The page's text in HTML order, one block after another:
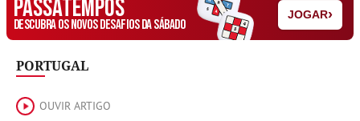
PASSATEMPOS
DESCUBRA OS NOVOS DESAFIOS DA SÁBADO
JOGAR›
PORTUGAL
OUVIR ARTIGO